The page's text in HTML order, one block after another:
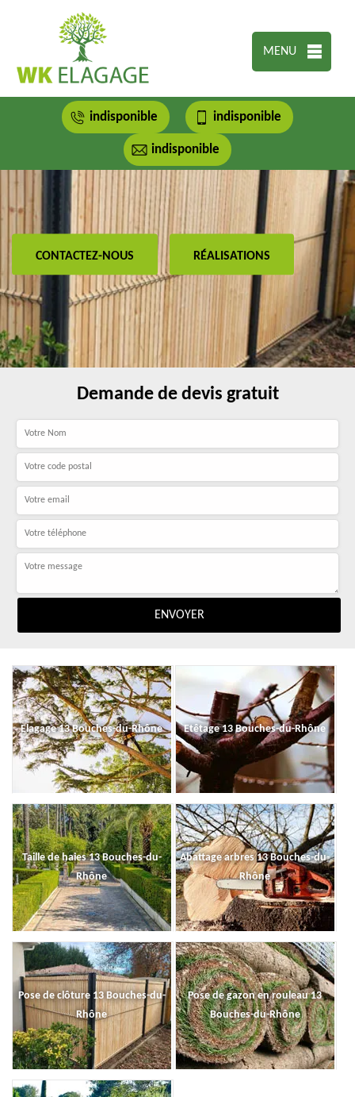
MENU
indisponible indisponible
indisponible
CONTACTEZ-NOUS RÉALISATIONS
Demande de devis gratuit
Elagage 13 Bouches-du-Rhône Etêtage 13 Bouches-du-Rhône
Taille de haies 13 Bouches-du-
Rhône
Abattage arbres 13 Bouches-du-
Rhône
Pose de clôture 13 Bouches-du-
Rhône
Pose de gazon en rouleau 13
Bouches-du-Rhône